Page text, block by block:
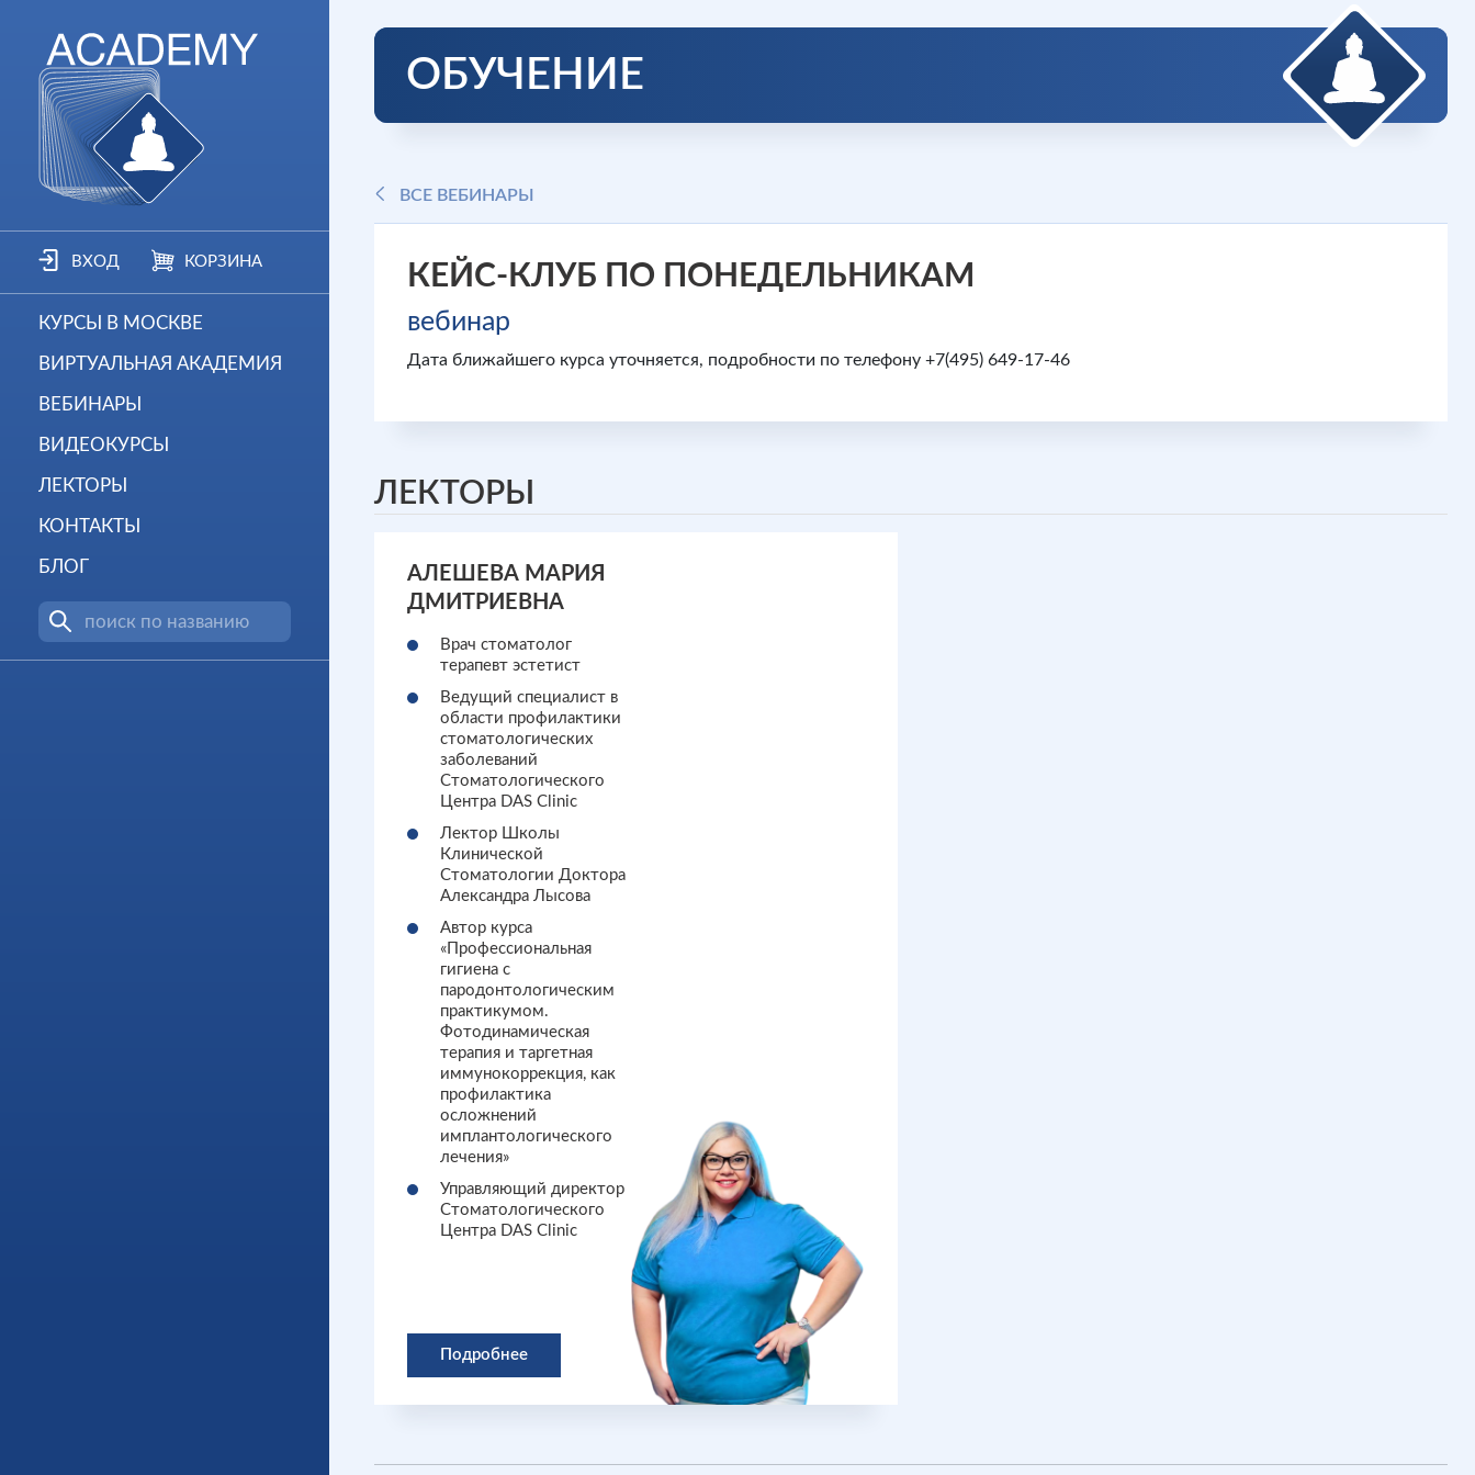
ВХОД КОРЗИНА
КУРСЫ В МОСКВЕ
ВИРТУАЛЬНАЯ АКАДЕМИЯ
ВЕБИНАРЫ
ВИДЕОКУРСЫ
ЛЕКТОРЫ
КОНТАКТЫ
БЛОГ
ОБУЧЕНИЕ
ВСЕ ВЕБИНАРЫ
КЕЙС-КЛУБ ПО ПОНЕДЕЛЬНИКАМ
вебинар
Дата ближайшего курса уточняется, подробности по телефону +7(495) 649-17-46
ЛЕКТОРЫ
АЛЕШЕВА МАРИЯ
ДМИТРИЕВНА
Врач стоматолог
терапевт эстетист
Ведущий специалист в
области профилактики
стоматологических
заболеваний
Стоматологического
Центра DAS Clinic
Лектор Школы
Клинической
Стоматологии Доктора
Александра Лысова
Автор курса
«Профессиональная
гигиена с
пародонтологическим
практикумом.
Фотодинамическая
терапия и таргетная
иммунокоррекция, как
профилактика
осложнений
имплантологического
лечения»
Управляющий директор
Стоматологического
Центра DAS Clinic
Подробнее